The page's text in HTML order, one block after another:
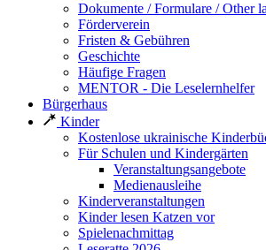
Dokumente / Formulare / Other
Förderverein
Fristen & Gebühren
Geschichte
Häufige Fragen
MENTOR - Die Leselernhelfer
Bürgerhaus
Kinder
Kostenlose ukrainische
Für Schulen und Kindergärten
Veranstaltungsangebote
Medienausleihe
Kinderveranstaltungen
Kinder lesen Katzen vor
Spielenachmittag